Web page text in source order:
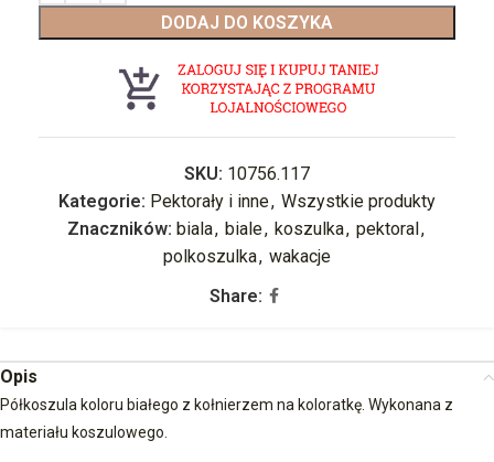
DODAJ DO KOSZYKA
SKU: 10756.117
Kategorie: Pektorały i inne, Wszystkie produkty
Znaczników: biala, biale, koszulka, pektoral,
polkoszulka, wakacje
Share:
Opis
Półkoszula koloru białego z kołnierzem na koloratkę. Wykonana z
materiału koszulowego.